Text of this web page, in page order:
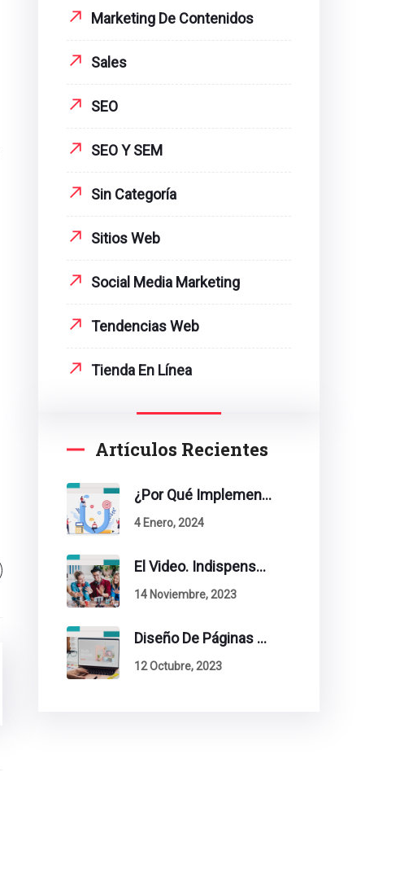
Marketing De Contenidos
Sales
SEO
SEO Y SEM
Sin Categoría
Sitios Web
Social Media Marketing
Tendencias Web
Tienda En Línea
Artículos Recientes
¿Por Qué Implementar La Metodología Inbound Marketing En Tu Empresa?
4 Enero, 2024
El Video. Indispensable En Tu Estrategia De Contenidos.
14 Noviembre, 2023
Diseño De Páginas Web. Esto Debe Tener Un Sitio Exitoso.
12 Octubre, 2023